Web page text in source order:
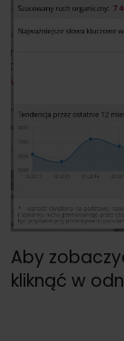
Aby
kliknąć w